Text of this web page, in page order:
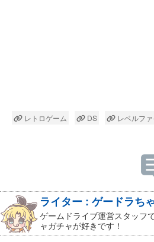
レトロゲーム DS レベルフ
ライター : ゲードラち
ゲームドライブ運営スタッフ
ャガチャが好きです！